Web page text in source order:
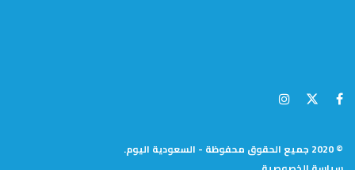
© 2020 جميع الحقوق محفوظة - السعودية اليوم.